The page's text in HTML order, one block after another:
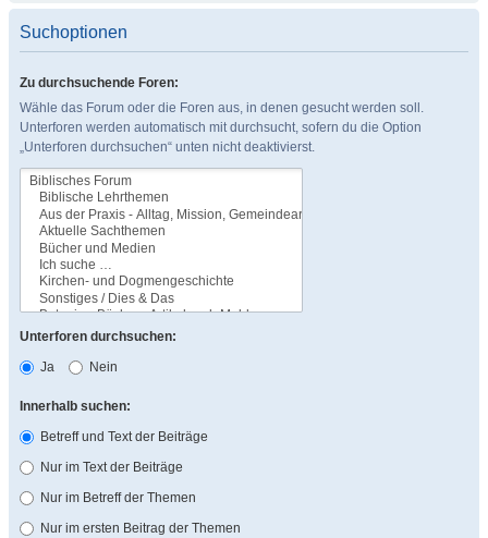
Suchoptionen
Zu durchsuchende Foren:
Wähle das Forum oder die Foren aus, in denen gesucht werden soll.
Unterforen werden automatisch mit durchsucht, sofern du die Option
„Unterforen durchsuchen“ unten nicht deaktivierst.
Unterforen durchsuchen:
Ja
Nein
Innerhalb suchen:
Betreff und Text der Beiträge
Nur im Text der Beiträge
Nur im Betreff der Themen
Nur im ersten Beitrag der Themen